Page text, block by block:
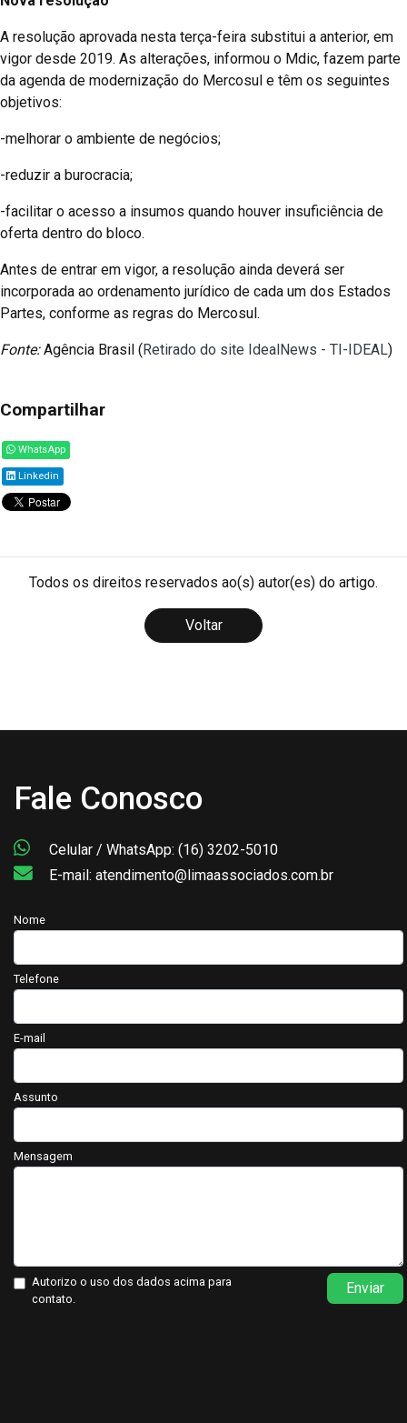
A resolução aprovada nesta terça-feira substitui a anterior, em
vigor desde 2019. As alterações, informou o Mdic, fazem parte
da agenda de modernização do Mercosul e têm os seguintes
objetivos:
-melhorar o ambiente de negócios;
-reduzir a burocracia;
-facilitar o acesso a insumos quando houver insuficiência de
oferta dentro do bloco.
Antes de entrar em vigor, a resolução ainda deverá ser
incorporada ao ordenamento jurídico de cada um dos Estados
Partes, conforme as regras do Mercosul.
Fonte:Agência Brasil (Retirado do site IdealNews - TI-IDEAL)
Compartilhar
WhatsApp
Linkedin
Todos os direitos reservados ao(s) autor(es) do artigo.
Voltar
Fale Conosco
Celular / WhatsApp: (16) 3202-5010
E-mail: atendimento@limaassociados.com.br
Nome
Telefone
E-mail
Assunto
Mensagem
Autorizo o uso dos dados acima para
contato.
Enviar